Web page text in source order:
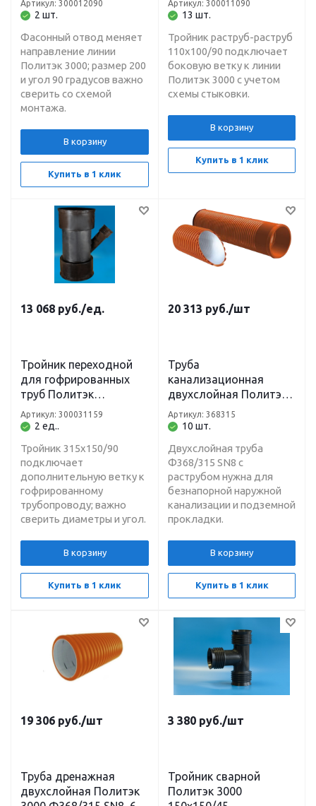
2 шт.
Артикул: 300012090
Фасонный отвод меняет
направление линии
Политэк 3000; размер 200
и угол 90 градусов важно
сверить со схемой
монтажа.
В корзину
Купить в 1 клик
13 шт.
Артикул: 300011090
Тройник раструб-раструб
110х100/90 подключает
боковую ветку к линии
Политэк 3000 с учетом
схемы стыковки.
В корзину
Купить в 1 клик
13 068 руб./ед.
Тройник переходной
для гофрированных
труб Политэк
315х150/90
2 ед..
Артикул: 300031159
Тройник 315х150/90
подключает
дополнительную ветку к
гофрированному
трубопроводу; важно
сверить диаметры и угол.
В корзину
Купить в 1 клик
20 313 руб./шт
Труба
канализационная
двухслойная Политэк
3000 Ф368/315 SN8, 6
м, с раструбом и
10 шт.
Артикул: 368315
Двухслойная труба
Ф368/315 SN8 с
раструбом нужна для
безнапорной наружной
канализации и подземной
прокладки.
В корзину
Купить в 1 клик
19 306 руб./шт
Труба дренажная
двухслойная Политэк
3 380 руб./шт
Тройник сварной
Политэк 3000